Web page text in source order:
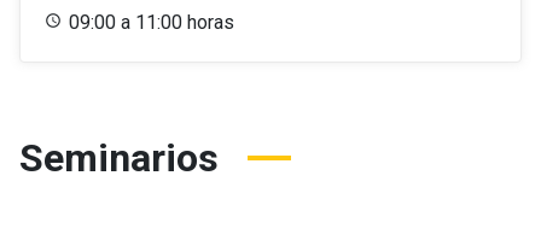
09:00 a 11:00 horas
Seminarios